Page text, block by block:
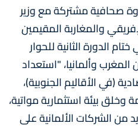
صحافية مشتركة مع وزير
والمغاربة المقيمين
الدورة الثانية للحوار
المغرب وألمانيا، "استعداد
(في الأقاليم الجنوبية)،
بيئة استثمارية مواتية،
من الشركات الألمانية على